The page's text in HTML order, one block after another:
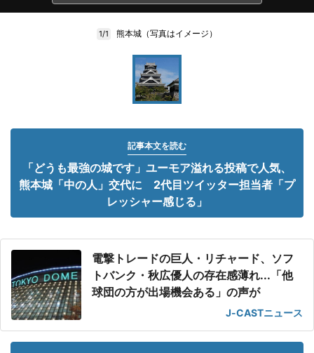
1/1 熊本城（写真はイメージ）
記事本文を読む
「どうも最強の城です」ユーモア溢れる投稿で人気、
熊本城「中の人」交代に 2代目ツイッター担当者「プ
レッシャー感じる」
電撃トレードの巨人・リチャード、ソフ
トバンク・秋広優人の存在感薄れ...「他
球団の方が出場機会ある」の声が
J-CASTニュース